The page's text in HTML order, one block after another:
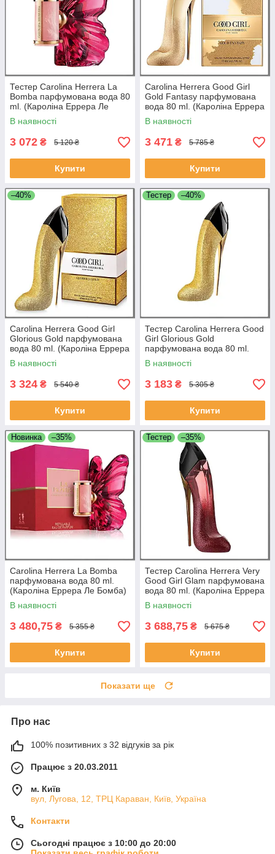
Тестер Carolina Herrera La
Bomba парфумована вода 80
ml. (Кароліна Еррера Ле
Бомба)
В наявності
3 072 ₴ 5 120 ₴
Купити
Carolina Herrera Good Girl
Gold Fantasy парфумована
вода 80 ml. (Кароліна Еррера
Гуд Герл Голд Фентезі)
В наявності
3 471 ₴ 5 785 ₴
Купити
–40%
Carolina Herrera Good Girl
Glorious Gold парфумована
вода 80 ml. (Кароліна Еррера
Гуд Герл Глоріус Голд)
В наявності
3 324 ₴ 5 540 ₴
Купити
Тестер –40%
Тестер Carolina Herrera Good
Girl Glorious Gold
парфумована вода 80 ml.
(Кароліна Еррера Гуд Герл
Глоріус Голд)
В наявності
3 183 ₴ 5 305 ₴
Купити
Новинка –35%
Carolina Herrera La Bomba
парфумована вода 80 ml.
(Кароліна Еррера Ле Бомба)
В наявності
3 480,75 ₴ 5 355 ₴
Купити
Тестер –35%
Тестер Carolina Herrera Very
Good Girl Glam парфумована
вода 80 ml. (Кароліна Еррера
Вері Гуд Герл Глам)
В наявності
3 688,75 ₴ 5 675 ₴
Купити
Показати ще
Про нас
100% позитивних з 32 відгуків за рік
Працює з 20.03.2011
м. Київ
вул, Лугова, 12, ТРЦ Караван, Київ, Україна
Контакти
Сьогодні працює з 10:00 до 20:00